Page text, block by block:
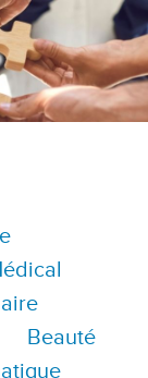
Beauté